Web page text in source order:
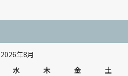
2026年8月
水 木 金 土